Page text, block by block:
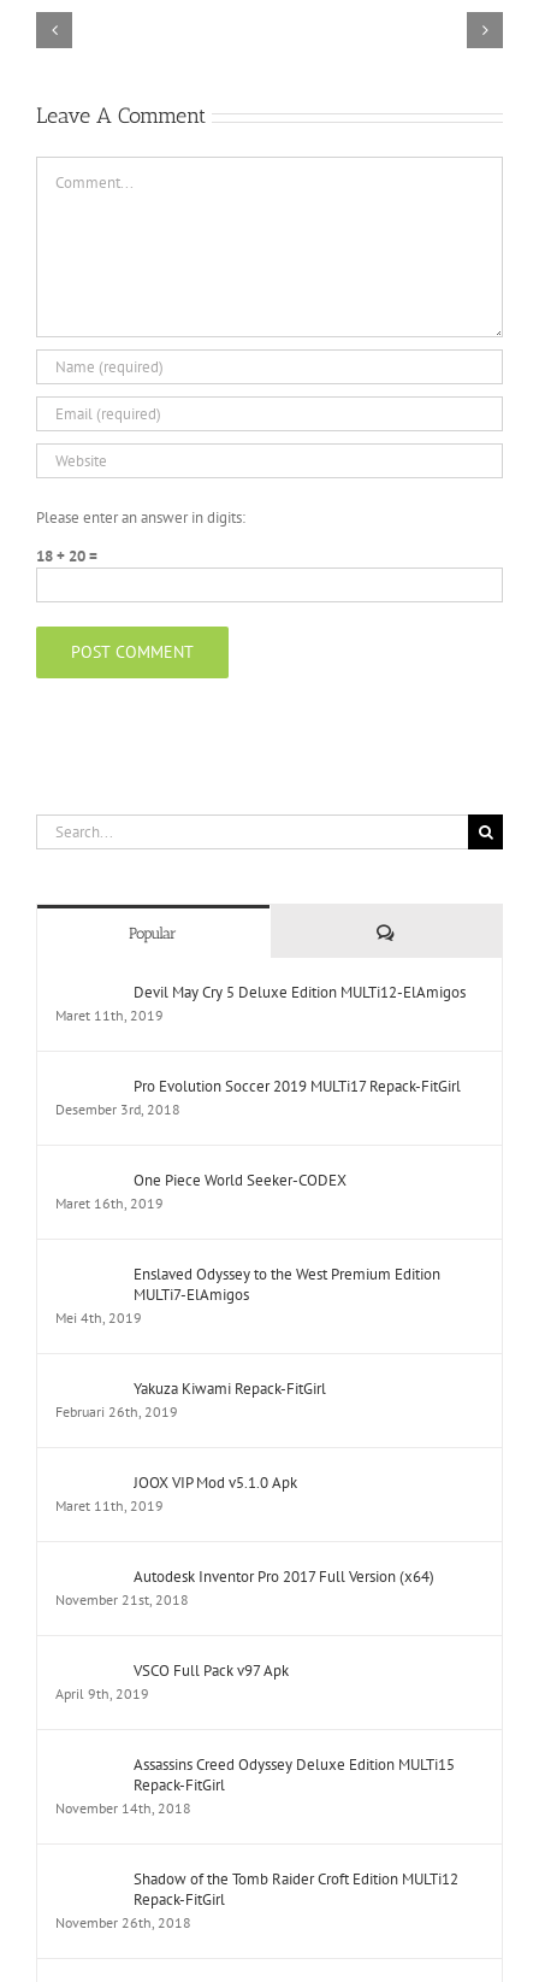
No
Macro
Leave A Comment
Please enter an answer in digits:
18 + 20 =
Search
for:
Popular Comments
Devil May Cry 5 Deluxe Edition MULTi12-ElAmigos
Maret 11th, 2019
Pro Evolution Soccer 2019 MULTi17 Repack-FitGirl
Desember 3rd, 2018
One Piece World Seeker-CODEX
Maret 16th, 2019
Enslaved Odyssey to the West Premium Edition
MULTi7-ElAmigos
Mei 4th, 2019
Yakuza Kiwami Repack-FitGirl
Februari 26th, 2019
JOOX VIP Mod v5.1.0 Apk
Maret 11th, 2019
Autodesk Inventor Pro 2017 Full Version (x64)
November 21st, 2018
VSCO Full Pack v97 Apk
April 9th, 2019
Assassins Creed Odyssey Deluxe Edition MULTi15
Repack-FitGirl
November 14th, 2018
Shadow of the Tomb Raider Croft Edition MULTi12
Repack-FitGirl
November 26th, 2018